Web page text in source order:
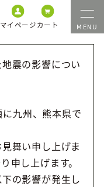
マイページカート
震の影響につい
九州、熊本県で
舞い申し上げま
申し上げます。
の影響が発生し